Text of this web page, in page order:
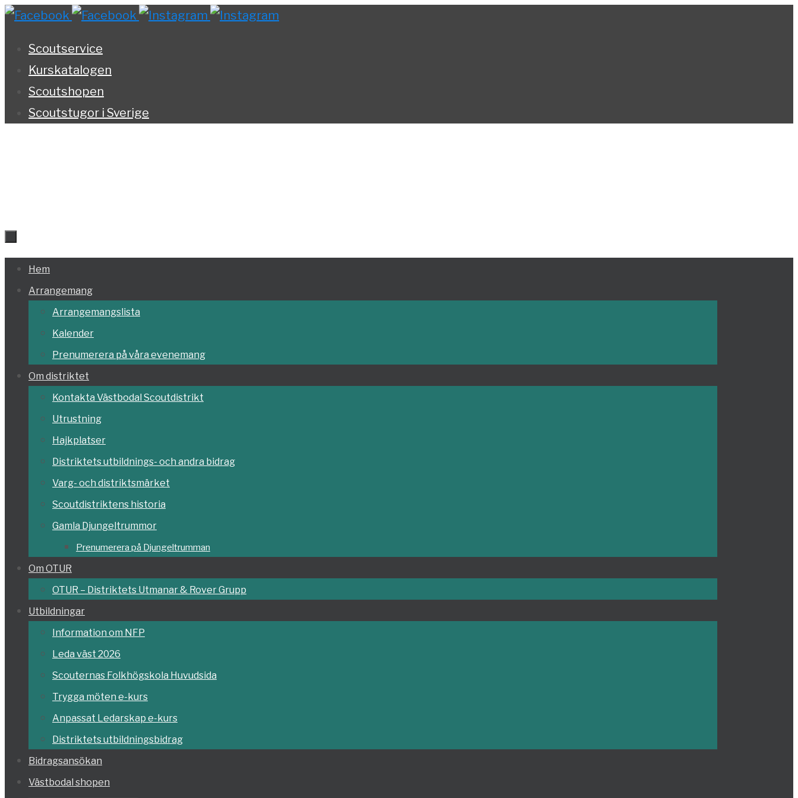
Hoppa
innehållet
Scoutservice
Kurskatalogen
Scoutshopen
Scoutstugor i Sverige
Hoppa
till
innehållet
Hem
Arrangemang
Arrangemangslista
Kalender
Prenumerera på våra evenemang
Om distriktet
Kontakta Västbodal Scoutdistrikt
Utrustning
Hajkplatser
Distriktets utbildnings- och andra bidrag
Varg- och distriktsmärket
Scoutdistriktens historia
Gamla Djungeltrummor
Prenumerera på Djungeltrumman
Om OTUR
OTUR – Distriktets Utmanar & Rover Grupp
Utbildningar
Information om NFP
Leda väst 2026
Scouternas Folkhögskola Huvudsida
Trygga möten e-kurs
Anpassat Ledarskap e-kurs
Distriktets utbildningsbidrag
Bidragsansökan
Västbodal shopen